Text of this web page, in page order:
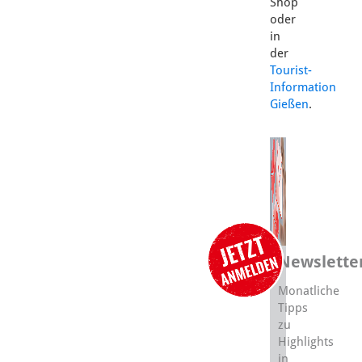
oder
in
der
Tourist-
Information
Gießen.
Monatliche
Tipps
zu
Highlights
in